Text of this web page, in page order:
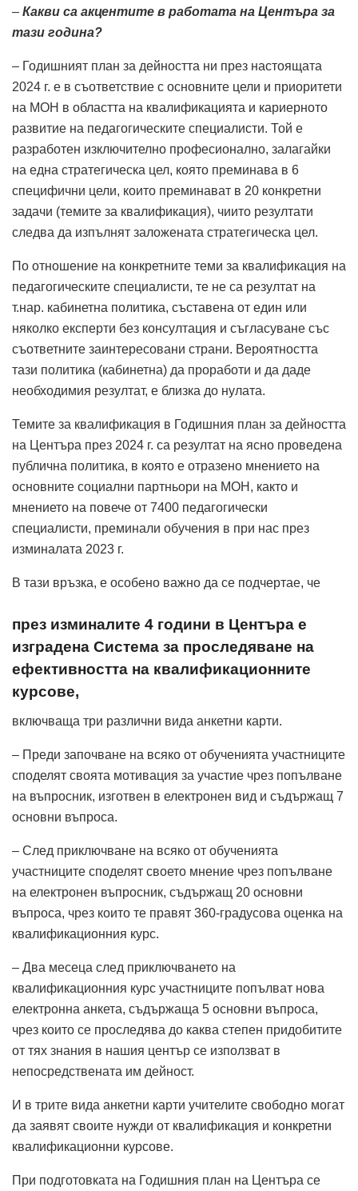
– Какви са акцентите в работата на Центъра за
тази година?
– Годишният план за дейността ни през настоящата
2024 г. е в съответствие с основните цели и приоритети
на МОН в областта на квалификацията и кариерното
развитие на педагогическите специалисти. Той е
разработен изключително професионално, залагайки
на една стратегическа цел, която преминава в 6
специфични цели, които преминават в 20 конкретни
задачи (темите за квалификация), чиито резултати
следва да изпълнят заложената стратегическа цел.
По отношение на конкретните теми за квалификация на
педагогическите специалисти, те не са резултат на
т.нар. кабинетна политика, съставена от един или
няколко експерти без консултация и съгласуване със
съответните заинтересовани страни. Вероятността
тази политика (кабинетна) да проработи и да даде
необходимия резултат, е близка до нулата.
Темите за квалификация в Годишния план за дейността
на Центъра през 2024 г. са резултат на ясно проведена
публична политика, в която е отразено мнението на
основните социални партньори на МОН, както и
мнението на повече от 7400 педагогически
специалисти, преминали обучения в при нас през
изминалата 2023 г.
В тази връзка, е особено важно да се подчертае, че
през изминалите 4 години в Центъра е
изградена Система за проследяване на
ефективността на квалификационните
курсове,
включваща три различни вида анкетни карти.
– Преди започване на всяко от обученията участниците
споделят своята мотивация за участие чрез попълване
на въпросник, изготвен в електронен вид и съдържащ 7
основни въпроса.
– След приключване на всяко от обученията
участниците споделят своето мнение чрез попълване
на електронен въпросник, съдържащ 20 основни
въпроса, чрез които те правят 360-градусова оценка на
квалификационния курс.
– Два месеца след приключването на
квалификационния курс участниците попълват нова
електронна анкета, съдържаща 5 основни въпроса,
чрез които се проследява до каква степен придобитите
от тях знания в нашия център се използват в
непосредствената им дейност.
И в трите вида анкетни карти учителите свободно могат
да заявят своите нужди от квалификация и конкретни
квалификационни курсове.
При подготовката на Годишния план на Центъра се